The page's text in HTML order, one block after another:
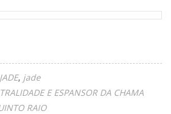
jade
E ESPANSOR DA CHAMA
RAIO